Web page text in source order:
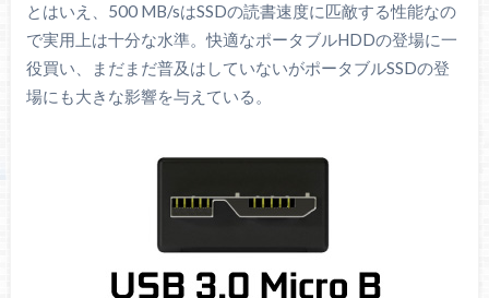
とはいえ、500 MB/sはSSDの読書速度に匹敵する性能なの
で実用上は十分な水準。快適なポータブルHDDの登場に一
役買い、まだまだ普及はしていないがポータブルSSDの登
場にも大きな影響を与えている。